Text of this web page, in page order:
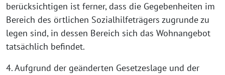
berücksichtigen ist ferner, dass die Gegebenheiten im
Bereich des örtlichen Sozialhilfeträgers zugrunde zu
legen sind, in dessen Bereich sich das Wohnangebot
tatsächlich befindet.
4. Aufgrund der geänderten Gesetzeslage und der